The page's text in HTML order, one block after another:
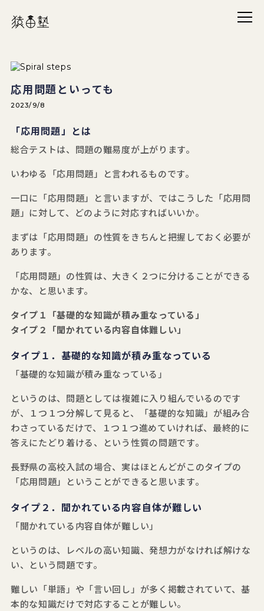
メニ
猿田塾
応用問題といっても
2023/9/8
「応用問題」とは
総合テストは、問題の難易度が上がります。
いわゆる「応用問題」と言われるものです。
一口に「応用問題」と言いますが、ではこうした「応用問
題」に対して、どのように対応すればいいか。
まずは「応用問題」の性質をきちんと把握しておく必要が
あります。
「応用問題」の性質は、大きく２つに分けることができる
かな、と思います。
タイプ１「基礎的な知識が積み重なっている」
タイプ２「聞かれている内容自体難しい」
タイプ １．基礎的な知識が積み重なっている
「基礎的な知識が積み重なっている」
というのは、問題としては複雑に入り組んでいるのです
が、１つ１つ分解して見ると、「基礎的な知識」が組み合
わさっているだけで、１つ１つ進めていければ、最終的に
答えにたどり着ける、という性質の問題です。
長野県の高校入試の場合、実はほとんどがこのタイプの
「応用問題」ということができると思います。
タイプ ２．聞かれている内容自体が難しい
「聞かれている内容自体が難しい」
というのは、レベルの高い知識、発想力がなければ解けな
い、という問題です。
難しい「単語」や「言い回し」が多く掲載されていて、基
本的な知識だけで対応することが難しい。